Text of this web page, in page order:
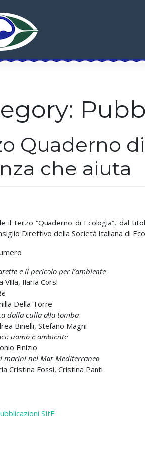
Quaderno
che aiuta
il terzo “Quaderno di Ecologia”, dal
Direttivo della Società Italiana di
e il pericolo per l’ambiente
Villa, Ilaria Corsi
Della Torre
dalla culla alla tomba
Binelli, Stefano Magni
uomo e ambiente
Finizio
marini nel Mar Mediterraneo
Cristina Fossi, Cristina Panti
SItE